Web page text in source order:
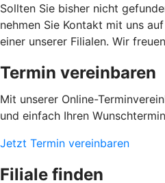
Sollten Sie bisher nicht
nehmen Sie Kontakt mit uns
einer unserer Filialen. Wir
Termin vereinbaren
Mit unserer Online-
und einfach Ihren
Jetzt Termin vereinbaren
Filiale finden